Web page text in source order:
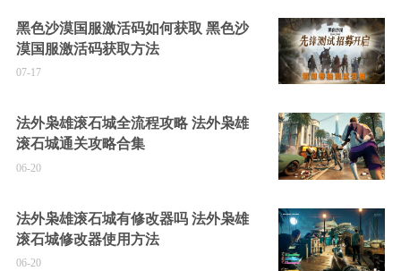
黑色沙漠国服激活码如何获取 黑色沙
漠国服激活码获取方法
07-17
法外枭雄滚石城全流程攻略 法外枭雄
滚石城通关攻略合集
06-20
法外枭雄滚石城有修改器吗 法外枭雄
滚石城修改器使用方法
06-20